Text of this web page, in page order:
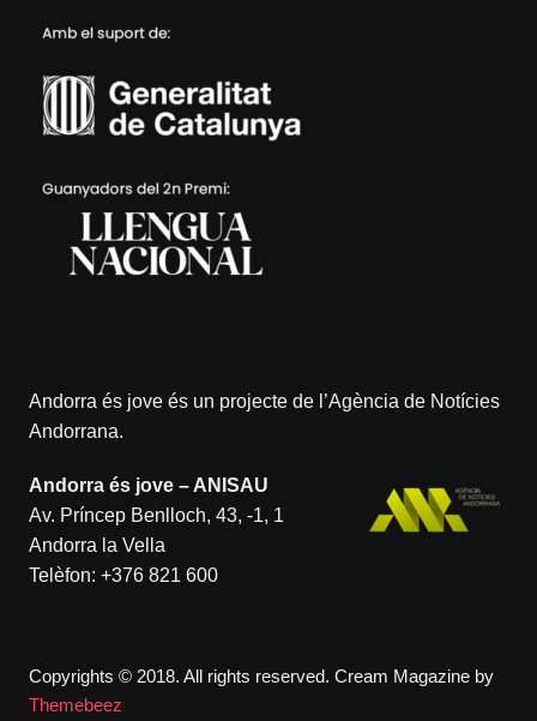
Andorra és jove és un projecte de l’Agència de Notícies
Andorrana.
Andorra és jove – ANISAU
Av. Príncep Benlloch, 43, -1, 1
Andorra la Vella
Telèfon: +376 821 600
Copyrights © 2018. All rights reserved. Cream Magazine by
Themebeez